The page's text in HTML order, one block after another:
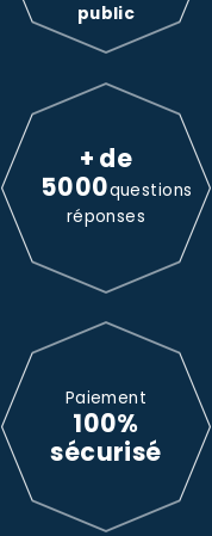
public
+ de
5000questions
réponses
Paiement
100%
sécurisé